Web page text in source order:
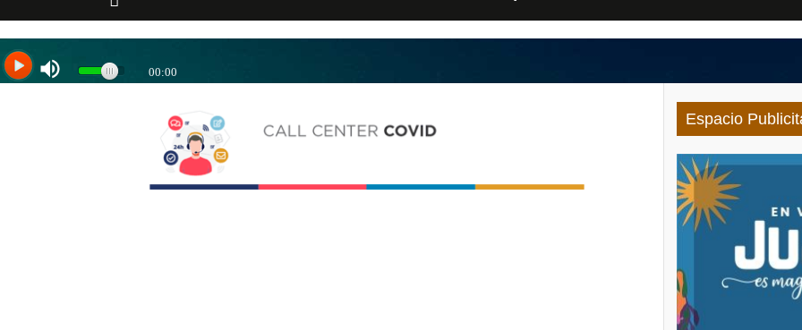
Yoga y arte: el Cabildo ofrece una jornada gratuita para las vacaciones de invierno
Espacio